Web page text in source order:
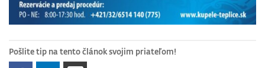
Pošlite tip na tento článok svojim priateľom!